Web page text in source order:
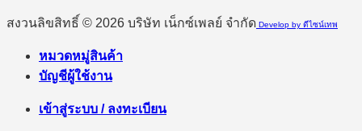
สงวนลิขสิทธิ์ © 2026 บริษัท เน็กซ์เพลย์ จำกัด Develop by ดีไซน์เทพ
หมวดหมู่สินค้า
บัญชีผู้ใช้งาน
เข้าสู่ระบบ / ลงทะเบียน